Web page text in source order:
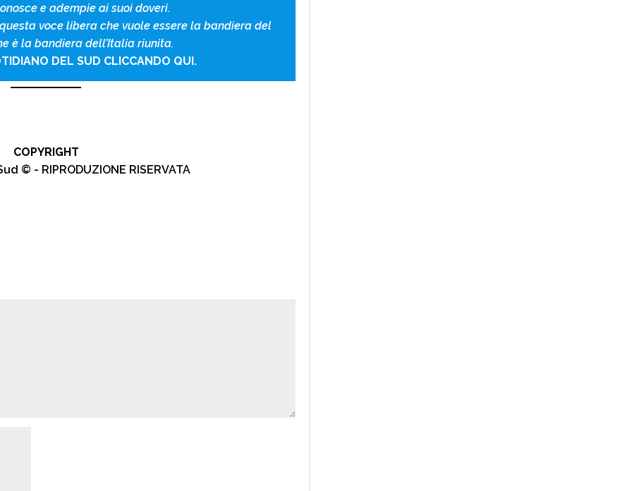
e adempie ai suoi doveri.
voce libera che vuole essere la bandiera del
è la bandiera dell’Italia riunita.
DEL SUD CLICCANDO QUI.
COPYRIGHT
© - RIPRODUZIONE RISERVATA